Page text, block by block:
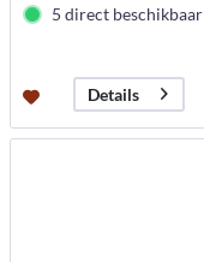
5 direct beschikbaar
Details